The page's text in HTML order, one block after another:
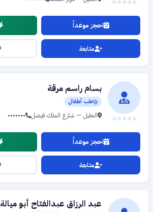
احجز موعداً
متابعة
بسام راسم مرقة
طب أطفال
الخليل — شارع الملك فيصل •••••••
احجز موعداً
متابعة
عبد الرزاق عبدالفتاح أبو ميالة